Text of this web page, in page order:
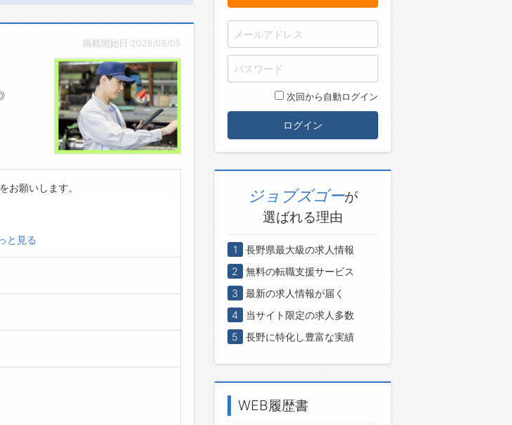
掲載開始日:2026/08/05
お願いします。
ち作業になります。
定期的に面談をしてくれます♪
休暇あり♪】
すく、充実した休日を過ごすことが
と見る
次回から自動ログイン
ログイン
ジョブズゴーが
選ばれる理由
1
長野県最大級の求人情報
2
無料の転職支援サービス
3
最新の求人情報が届く
4
当サイト限定の求人多数
5
長野に特化し豊富な実績
WEB履歴書